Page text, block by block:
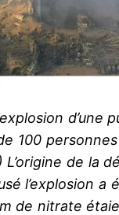
d’une
100
de la
l’explosion
de nitrate